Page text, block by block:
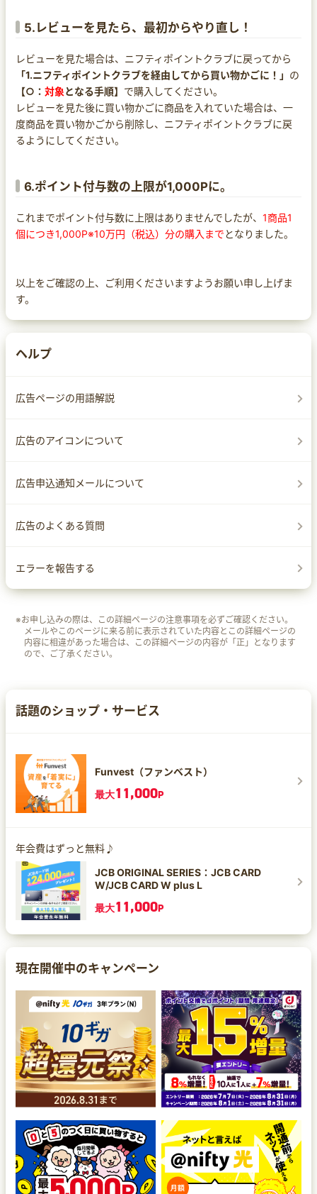
5.レビューを見たら、最初からやり直し！
レビューを見た場合は、ニフティポイントクラブに戻ってから
「1.ニフティポイントクラブを経由してから買い物かごに！」 の
【○： 対象となる手順】 で購入してください。
レビューを見た後に買い物かごに商品を入れていた場合は、一
度商品を買い物かごから削除し、ニフティポイントクラブに戻
るようにしてください。
6.ポイント付与数の上限が1,000Pに。
これまでポイント付与数に上限はありませんでしたが、 1商品1
個につき1,000P※10万円（税込）分の購入まで となりました。
以上をご確認の上、ご利用くださいますようお願い申し上げま
す。
ヘルプ
広告ページの用語解説
広告のアイコンについて
広告申込通知メールについて
広告のよくある質問
エラーを報告する
※お申し込みの際は、この詳細ページの注意事項を必ずご確認ください。
メールやこのページに来る前に表示されていた内容とこの詳細ページの
内容に相違があった場合は、この詳細ページの内容が「正」となります
ので、ご了承ください。
話題のショップ・サービス
Funvest（ファンベスト）
最大11,000P
年会費はずっと無料♪
JCB ORIGINAL SERIES：JCB CARD
W/JCB CARD W plus L
最大11,000P
現在開催中のキャンペーン